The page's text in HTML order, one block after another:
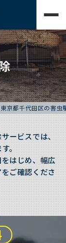
東京都千代田区の害虫
ービスでは、
。
はじめ、幅広
ご確認くださ